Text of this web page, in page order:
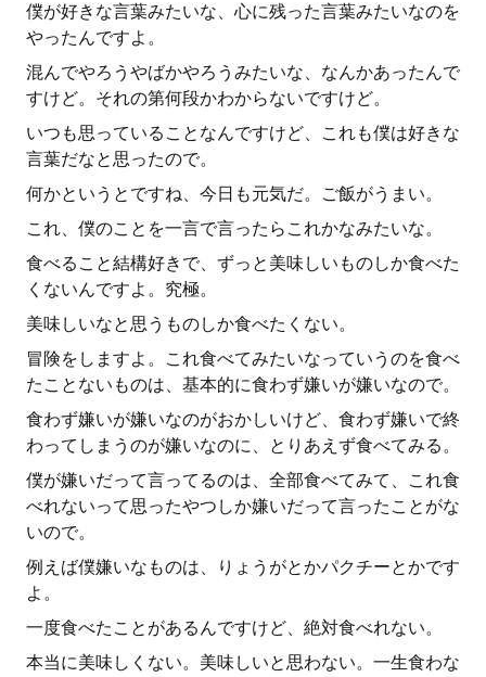
僕が好きな言葉みたいな、心に残った言葉みたいなのを
やったんですよ。
混んでやろうやばかやろうみたいな、なんかあったんで
すけど。それの第何段かわからないですけど。
いつも思っていることなんですけど、これも僕は好きな
言葉だなと思ったので。
何かというとですね、今日も元気だ。ご飯がうまい。
これ、僕のことを一言で言ったらこれかなみたいな。
食べること結構好きで、ずっと美味しいものしか食べた
くないんですよ。究極。
美味しいなと思うものしか食べたくない。
冒険をしますよ。これ食べてみたいなっていうのを食べ
たことないものは、基本的に食わず嫌いが嫌いなので。
食わず嫌いが嫌いなのがおかしいけど、食わず嫌いで終
わってしまうのが嫌いなのに、とりあえず食べてみる。
僕が嫌いだって言ってるのは、全部食べてみて、これ食
べれないって思ったやつしか嫌いだって言ったことがな
いので。
例えば僕嫌いなものは、りょうがとかパクチーとかです
よ。
一度食べたことがあるんですけど、絶対食べれない。
本当に美味しくない。美味しいと思わない。一生食わな